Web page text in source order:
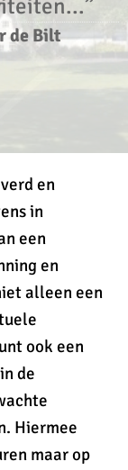
de Bilt
en
in
een
en
alleen een
ook een
de
Hiermee
maar op